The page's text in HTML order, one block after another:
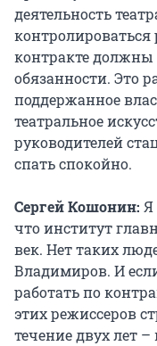
деятельность
контролироваться
контракте
обязанности. Это
поддержанное
театральное
руководителей
спать спокойно.
Сергей Кошонин: Я
что институт
век. Нет таких
Владимиров. И
работать по
этих режиссеров
течение двух лет